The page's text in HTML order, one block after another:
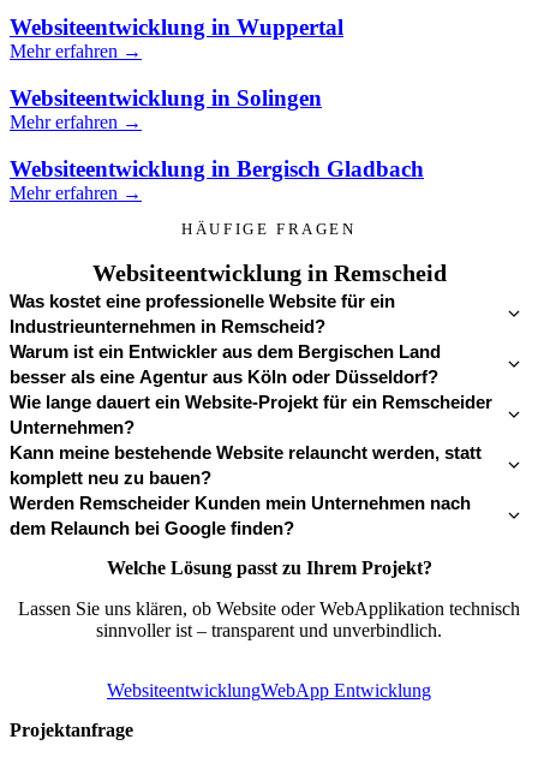
Websiteentwicklung in Wuppertal
Mehr erfahren →
Websiteentwicklung in Solingen
Mehr erfahren →
Websiteentwicklung in Bergisch Gladbach
Mehr erfahren →
HÄUFIGE FRAGEN
Websiteentwicklung in Remscheid
Was kostet eine professionelle Website für ein
Industrieunternehmen in Remscheid?
Warum ist ein Entwickler aus dem Bergischen Land
besser als eine Agentur aus Köln oder Düsseldorf?
Wie lange dauert ein Website-Projekt für ein Remscheider
Unternehmen?
Kann meine bestehende Website relauncht werden, statt
komplett neu zu bauen?
Werden Remscheider Kunden mein Unternehmen nach
dem Relaunch bei Google finden?
Welche Lösung passt zu Ihrem Projekt?
Lassen Sie uns klären, ob Website oder WebApplikation technisch
sinnvoller ist – transparent und unverbindlich.
WebsiteentwicklungWebApp Entwicklung
Projektanfrage